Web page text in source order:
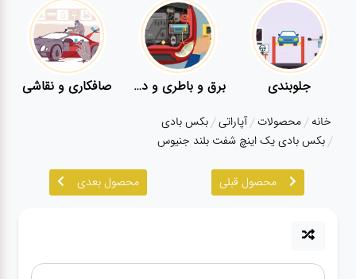
قوانین
سایت
ارتباط
درباره
ما
آپاراتی
جلوبندی برق و باطری و دیاگ صافکاری و نقاشی
خانه محصولات آپاراتی بکس بادی
بکس بادی یک اینچ شفت بلند جنیوس
محصول قبلی محصول بعدی